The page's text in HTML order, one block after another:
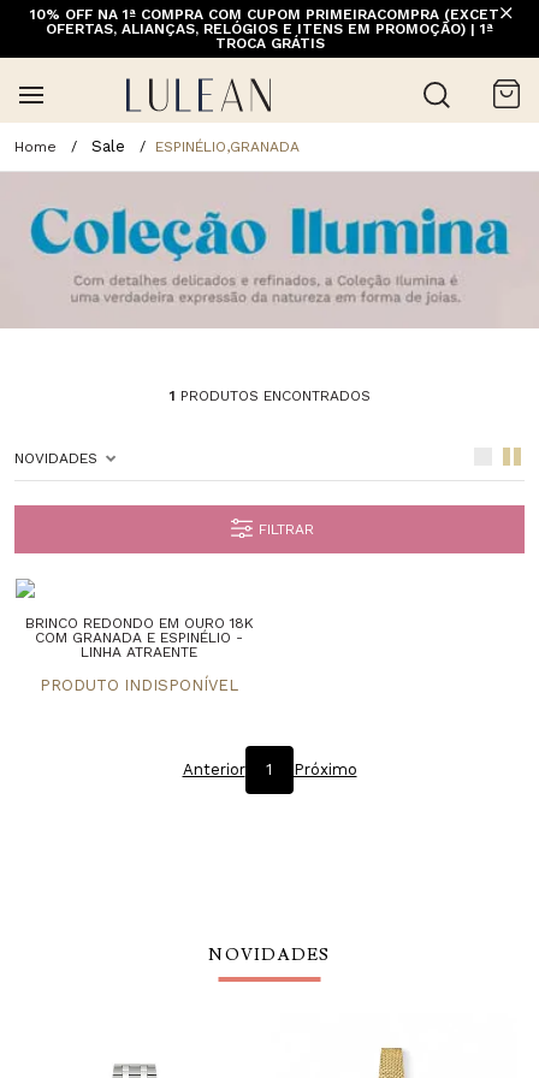
10% OFF NA 1ª COMPRA COM CUPOM PRIMEIRACOMPRA (EXCETO
OFERTAS, ALIANÇAS, RELÓGIOS E ITENS EM PROMOÇÃO) | 1ª
TROCA GRÁTIS
Sale ESPINÉLIO,GRANADA
1 PRODUTOS ENCONTRADOS
NOVIDADES
FILTRAR
BRINCO REDONDO EM OURO 18K
COM GRANADA E ESPINÉLIO -
LINHA ATRAENTE
Anterior 1 Próximo
NOVIDADES